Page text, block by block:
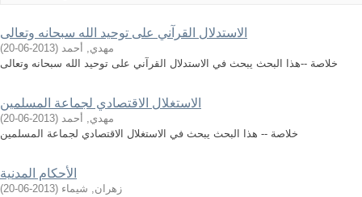
الاستدلال القرآني على توحيد الله سبحانه وتعالى
مهدي, أحمد (
2013-06-20
)
خلاصة --هذا البحث يبحث في الاستدلال القرآني على توحيد الله سبحانه وتعالى
الاستغلال الاقتصادي لجماعة المسلمين
مهدي, أحمد (
2013-06-20
)
خلاصة -- هذا البحث يبحث في الاستغلال الاقتصادي لجماعة المسلمين
الأحكام المدنية
زهران, شيماء (
2013-06-20
)